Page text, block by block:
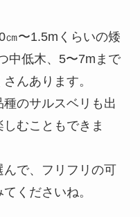
㎝〜1.5mくらいの矮
中低木、5〜7mまで
んあります。
のサルスベリも出
むこともできま
で、フリフリの可
くださいね。